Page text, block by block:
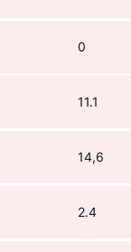
0
11.1
14,6
2.4